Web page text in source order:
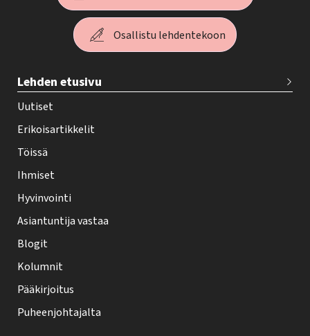
Osallistu lehdentekoon
e
h
y
-
e
h
t
i
f
o
t
Lehden etusivu
Uutiset
Erikoisartikkelit
Töissä
Ihmiset
Hyvinvointi
Asiantuntija vastaa
Blogit
Kolumnit
Pääkirjoitus
Puheenjohtajalta